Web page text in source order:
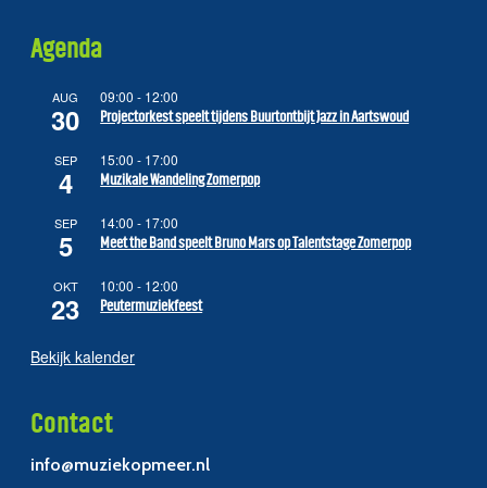
Agenda
AUG
30
09:00 - 12:00
Projectorkest speelt tijdens Buurtontbijt Jazz in Aartswoud
SEP
4
15:00 - 17:00
Muzikale Wandeling Zomerpop
SEP
5
14:00 - 17:00
Meet the Band speelt Bruno Mars op Talentstage Zomerpop
OKT
23
10:00 - 12:00
Peutermuziekfeest
Bekijk kalender
Contact
info@muziekopmeer.nl